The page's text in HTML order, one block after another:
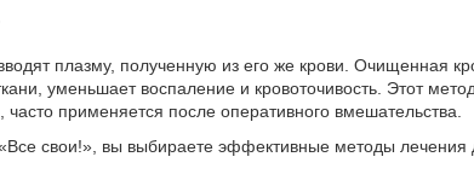
плазму, полученную из его же крови. Очищенная
уменьшает воспаление и кровоточивость. Этот
часто применяется после оперативного вмешательства.
свои!», вы выбираете эффективные методы лечения